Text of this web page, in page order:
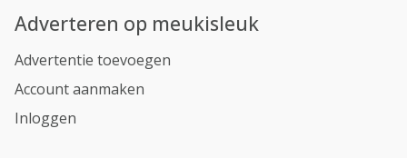
Adverteren op meukisleuk
Advertentie toevoegen
Account aanmaken
Inloggen